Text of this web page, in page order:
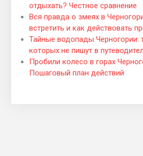
отдыхать? Честное сравнение
Вся правда о змеях в
встретить и как действовать
Тайные водопады Черногории:
которых не пишут в
Пробили колесо в горах
Пошаговый план действий